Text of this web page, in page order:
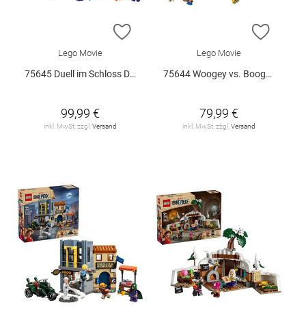
ZUR WUNSCHLISTE HINZUFÜGEN
Lego Movie
75645 Duell im Schloss Drumm V29
99,99 €
inkl. MwSt. zzgl. Versand
ZUR
Lego Movie
75644 Woogey vs. Boogey Riesen a.. V29
79,99 €
inkl. MwSt. zzgl. Versand